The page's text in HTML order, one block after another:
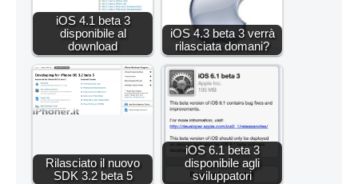
iOS 4.1 beta 3
disponibile al
download
iOS 4.3 beta 3 verrà
rilasciata domani?
Rilasciato il nuovo
SDK 3.2 beta 5
iOS 6.1 beta 3
disponibile agli
sviluppatori